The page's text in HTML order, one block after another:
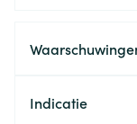
Indicatie